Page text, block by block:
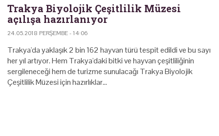
Trakya Biyolojik Çeşitlilik Müzesi
açılışa hazırlanıyor
24.05.2018 PERŞEMBE - 14:06
Trakya'da yaklaşık 2 bin 162 hayvan türü tespit edildi ve bu sayı
her yıl artıyor. Hem Trakya'daki bitki ve hayvan çeşitliliğinin
sergileneceği hem de turizme sunulacağı Trakya Biyolojik
Çeşitlilik Müzesi için hazırlıklar…